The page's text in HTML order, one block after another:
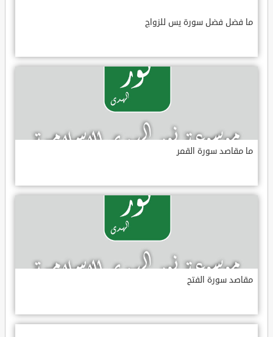
ما فضل فضل سورة يس للزواج
ما مقاصد سورة القمر
مقاصد سورة الفتح